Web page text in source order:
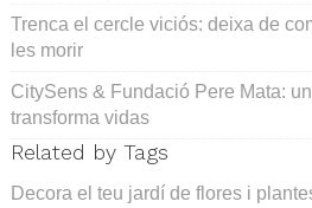
Trenca el cercle viciós: deixa de
les morir
CitySens & Fundació Pere Mata:
transforma vidas
Related by Tags
Decora el teu jardí de flores i